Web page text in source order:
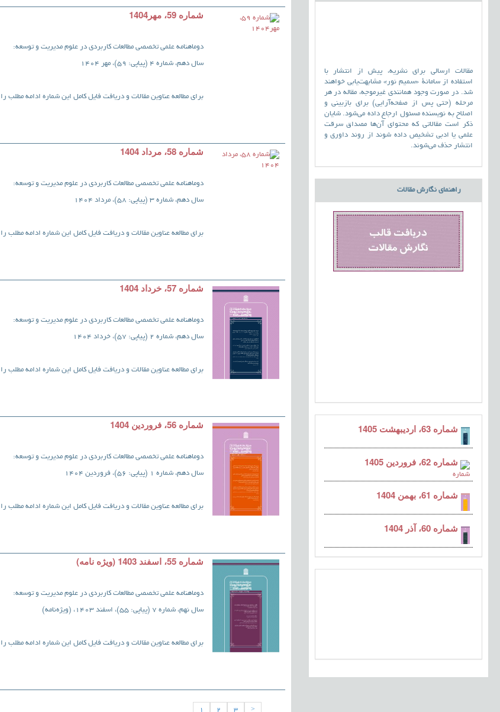
مقالات ارسالی برای نشریه، پیش از انتشار با
استفاده از سامانۀ «سمیم نور» مشابهت‌یابی خواهند
شد. در صورت وجود همانندی غیرموجه، مقاله در هر
مرحله (حتی پس از صفحه‌آرایی) برای بازبینی و
اصلاح به نویسنده مسئول ارجاع داده می‌شود. شایان
ذکر است مقالاتی که محتوای آن‌ها مصداق سرقت
علمی یا ادبی تشخیص داده شوند از روند داوری و
انتشار حذف می‌شوند.
راهنمای نگارش مقالات
شماره 63، اردیبهشت 1405
شماره 62، فروردین 1405
شماره 61، بهمن 1404
شماره 60، آذر 1404
شماره 59، مهر1404
دوماهنامه علمی تخصصی مطالعات کاربردی در علوم مدیریت و توسعه:
سال دهم، شماره 4 (پیاپی: 59)، مهر 1404
برای مطالعه عناوین مقالات و دریافت فایل کامل این شماره ادامه مطلب
شماره 58، مرداد 1404
دوماهنامه علمی تخصصی مطالعات کاربردی در علوم مدیریت و توسعه:
سال دهم، شماره 3 (پیاپی: 58)، مرداد 1404
برای مطالعه عناوین مقالات و دریافت فایل کامل این شماره ادامه مطلب
شماره 57، خرداد 1404
دوماهنامه علمی تخصصی مطالعات کاربردی در علوم مدیریت و توسعه:
سال دهم، شماره 2 (پیاپی: 57)، خرداد 1404
برای مطالعه عناوین مقالات و دریافت فایل کامل این شماره ادامه مطلب
شماره 56، فروردین 1404
دوماهنامه علمی تخصصی مطالعات کاربردی در علوم مدیریت و توسعه:
سال دهم، شماره 1 (پیاپی: 56)، فروردین 1404
برای مطالعه عناوین مقالات و دریافت فایل کامل این شماره ادامه مطلب
شماره 55، اسفند 1403 (ویژه نامه)
دوماهنامه علمی تخصصی مطالعات کاربردی در علوم مدیریت و توسعه:
سال نهم، شماره 7 (پیاپی: 55)، اسفند 1403، (ویژه‌نامه)
برای مطالعه عناوین مقالات و دریافت فایل کامل این شماره ادامه مطلب
1 2 3 <